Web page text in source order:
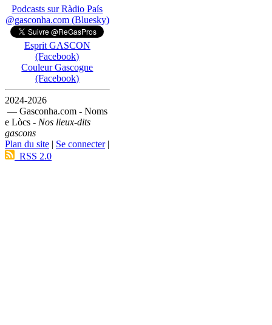
Podcasts sur Ràdio País
@gasconha.com (Bluesky)
Esprit GASCON
(Facebook)
Couleur Gascogne
(Facebook)
2024-2026
— Gasconha.com - Noms
e Lòcs - Nos lieux-dits
gascons
Plan du site | Se connecter|
RSS 2.0